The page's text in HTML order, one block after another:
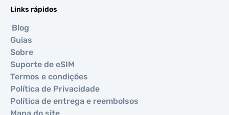
Links rápidos
Blog
Guias
Sobre
Suporte de eSIM
Termos e condições
Política de Privacidade
Política de entrega e reembolsos